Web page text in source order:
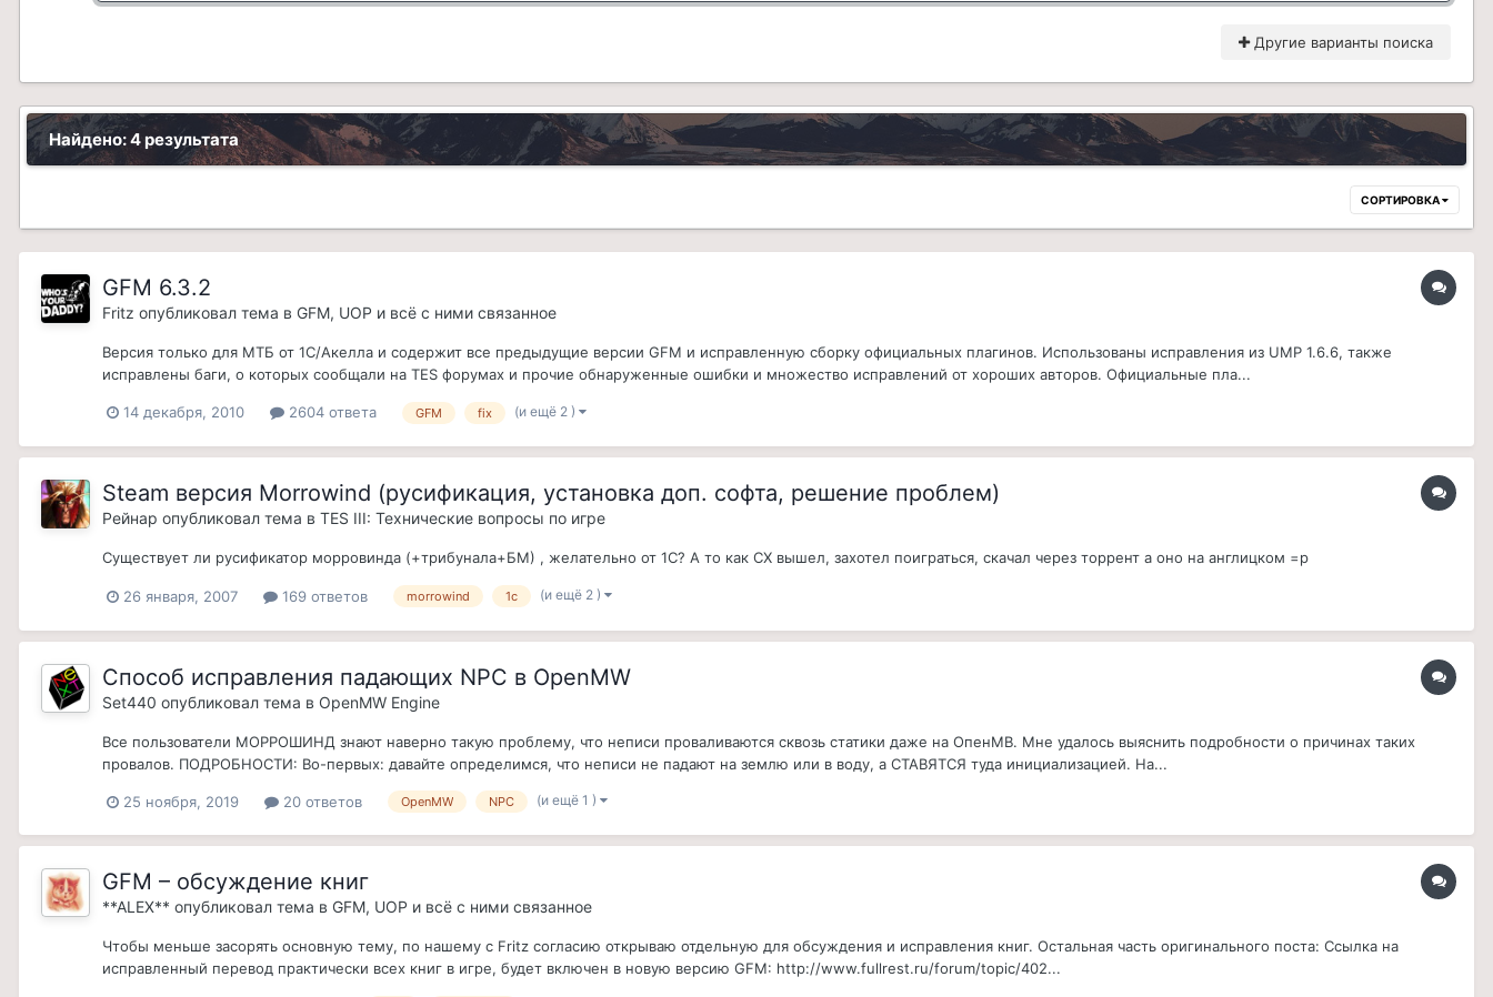
Другие варианты поиска
Найдено: 4 результата
СОРТИРОВКА
GFM 6.3.2
Fritz опубликовал тема в GFM, UOP и всё с ними связанное
Версия только для МТБ от 1С/Акелла и содержит все предыдущие версии GFM и исправленную сборку официальных плагинов. Использованы исправления из UMP 1.6.6, также
исправлены баги, о которых сообщали на TES форумах и прочие обнаруженные ошибки и множество исправлений от хороших авторов. Официальные пла...
14 декабря, 2010 2604 ответа GFM fix (и ещё 2 )
Steam версия Morrowind (русификация, установка доп. софта, решение проблем)
Рейнар опубликовал тема в TES III: Технические вопросы по игре
Существует ли русификатор морровинда (+трибунала+БМ) , желательно от 1С? А то как СХ вышел, захотел поиграться, скачал через торрент а оно на англицком =р
26 января, 2007 169 ответов morrowind 1c (и ещё 2 )
Способ исправления падающих NPC в OpenMW
Set440 опубликовал тема в OpenMW Engine
Все пользователи МОРРОШИНД знают наверно такую проблему, что неписи проваливаются сквозь статики даже на ОпенМВ. Мне удалось выяснить подробности о причинах таких
провалов. ПОДРОБНОСТИ: Во-первых: давайте определимся, что неписи не падают на землю или в воду, а СТАВЯТСЯ туда инициализацией. На...
25 ноября, 2019 20 ответов OpenMW NPC (и ещё 1 )
GFM – обсуждение книг
**ALEX** опубликовал тема в GFM, UOP и всё с ними связанное
Чтобы меньше засорять основную тему, по нашему с Fritz согласию открываю отдельную для обсуждения и исправления книг. Остальная часть оригинального поста: Ссылка на
исправленный перевод практически всех книг в игре, будет включен в новую версию GFM: http://www.fullrest.ru/forum/topic/402...